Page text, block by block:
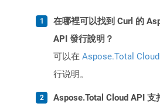
在哪裡可以找到 Curl 的
API 發行說明？
可以在 Aspose.Total
行说明。
Aspose.Total Cloud API 支